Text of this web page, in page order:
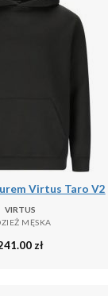
Virtus Taro V2
VIRTUS
MĘSKA
zł